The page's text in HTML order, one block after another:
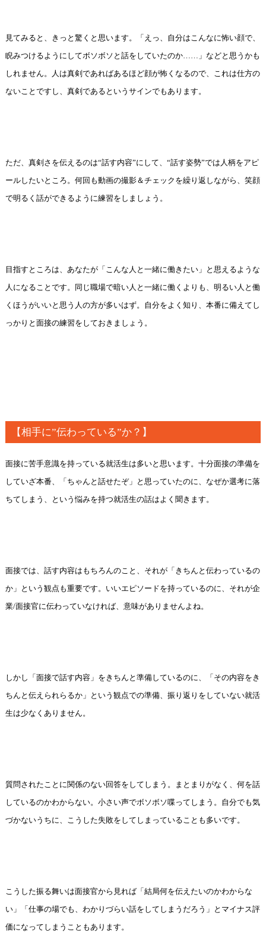
見てみると、きっと驚くと思います。「えっ、自分はこんなに怖い顔で、
睨みつけるようにしてボソボソと話をしていたのか……」などと思うかも
しれません。人は真剣であればあるほど顔が怖くなるので、これは仕方の
ないことですし、真剣であるというサインでもあります。
ただ、真剣さを伝えるのは“話す内容”にして、“話す姿勢”では人柄をアピ
ールしたいところ。何回も動画の撮影＆チェックを繰り返しながら、笑顔
で明るく話ができるように練習をしましょう。
目指すところは、あなたが「こんな人と一緒に働きたい」と思えるような
人になることです。同じ職場で暗い人と一緒に働くよりも、明るい人と働
くほうがいいと思う人の方が多いはず。自分をよく知り、本番に備えてし
っかりと面接の練習をしておきましょう。
【相手に”伝わっている”か？】
面接に苦手意識を持っている就活生は多いと思います。十分面接の準備を
していざ本番、「ちゃんと話せたぞ」と思っていたのに、なぜか選考に落
ちてしまう、という悩みを持つ就活生の話はよく聞きます。
面接では、話す内容はもちろんのこと、それが「きちんと伝わっているの
か」という観点も重要です。いいエピソードを持っているのに、それが企
業/面接官に伝わっていなければ、意味がありませんよね。
しかし「面接で話す内容」をきちんと準備しているのに、「その内容をき
ちんと伝えられらるか」という観点での準備、振り返りをしていない就活
生は少なくありません。
質問されたことに関係のない回答をしてしまう。まとまりがなく、何を話
しているのかわからない。小さい声でボソボソ喋ってしまう。自分でも気
づかないうちに、こうした失敗をしてしまっていることも多いです。
こうした振る舞いは面接官から見れば「結局何を伝えたいのかわからな
い」「仕事の場でも、わかりづらい話をしてしまうだろう」とマイナス評
価になってしまうこともあります。